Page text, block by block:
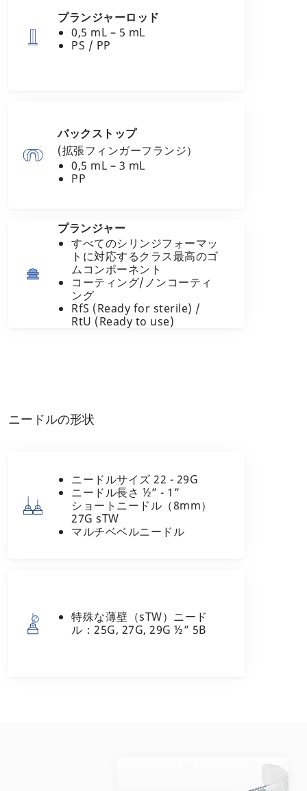
プランジャーロッド
0,5 mL – 5 mL
PS / PP
バックストップ
(拡張フィンガーフランジ）
0,5 mL – 3 mL
PP
プランジャー
すべてのシリンジフォーマッ
トに対応するクラス最高のゴ
ムコンポーネント
コーティング/ノンコーティ
ング
RfS (Ready for sterile) /
RtU (Ready to use)
ニードルの形状
ニードルサイズ 22 - 29G
ニードル長さ ½” - 1”
ショートニードル（8mm）
27G sTW
マルチベベルニードル
特殊な薄壁（sTW）ニード
ル：25G, 27G, 29G ½” 5B